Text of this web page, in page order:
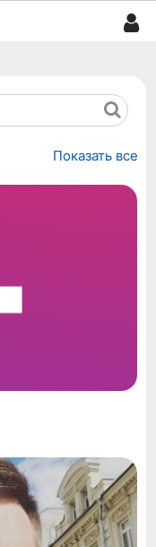
Показать все